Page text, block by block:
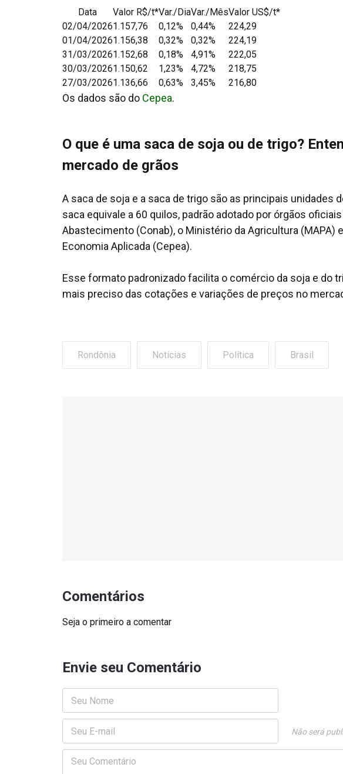
Data Valor R$/t*Var./DiaVar./MêsValor US$/t*
02/04/20261.157,76 0,12% 0,44%
224,29
01/04/20261.156,38 0,32% 0,32%
224,19
31/03/20261.152,68 0,18% 4,91%
222,05
30/03/20261.150,62 1,23% 4,72%
218,75
27/03/20261.136,66 0,63% 3,45% 216,80
Os dados são do Cepea.
O que é uma saca de soja ou de trigo?
mercado de grãos
A saca de soja e a saca de trigo são as principais unidades
saca equivale a 60 quilos, padrão adotado por órgãos
Abastecimento (Conab), o Ministério da Agricultura (MAPA)
Economia Aplicada (Cepea).
Esse formato padronizado facilita o comércio da soja e do
mais preciso das cotações e variações de preços no
Rondônia Notícias Política Brasil
Comentários
Seja o primeiro a comentar
Envie seu Comentário
Não será